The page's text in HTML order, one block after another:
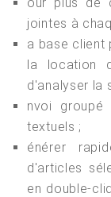
jointes à
a base client
la location
d'analyser la
nvoi
textuels ;
énérer
d'articles
en double-